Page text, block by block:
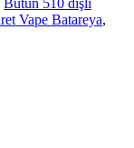
Bütün 510 dişli
Vape Batareya,